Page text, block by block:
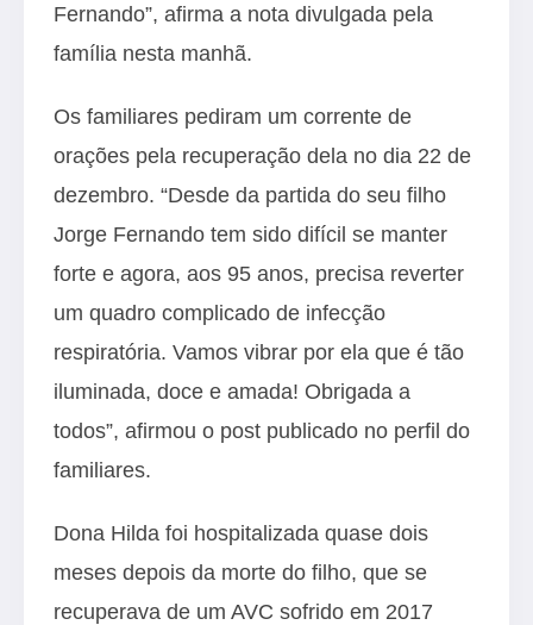
Fernando”, afirma a nota divulgada pela
família nesta manhã.
Os familiares pediram um corrente de
orações pela recuperação dela no dia 22 de
dezembro. “Desde da partida do seu filho
Jorge Fernando tem sido difícil se manter
forte e agora, aos 95 anos, precisa reverter
um quadro complicado de infecção
respiratória. Vamos vibrar por ela que é tão
iluminada, doce e amada! Obrigada a
todos”, afirmou o post publicado no perfil do
familiares.
Dona Hilda foi hospitalizada quase dois
meses depois da morte do filho, que se
recuperava de um AVC sofrido em 2017